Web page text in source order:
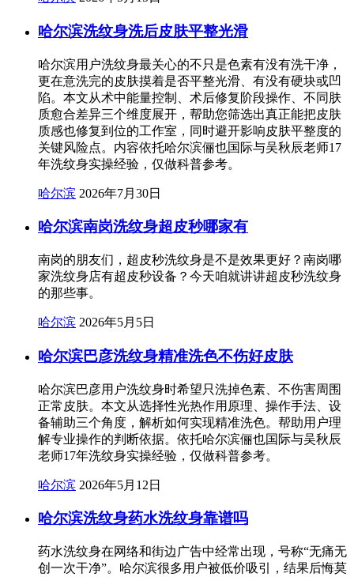
哈尔滨洗纹身洗后皮肤平整光滑
哈尔滨用户洗纹身最关心的不只是色素有没有洗干净，
更在意洗完的皮肤摸着是否平整光滑、有没有硬块或凹
陷。本文从术中能量控制、术后修复阶段操作、不同肤
质愈合差异三个维度展开，帮助您筛选出真正能把皮肤
质感也修复到位的工作室，同时避开影响皮肤平整度的
关键风险点。内容依托哈尔滨俪也国际与吴秋辰老师17
年洗纹身实操经验，仅做科普参考。
哈尔滨 2026年7月30日
哈尔滨南岗洗纹身超皮秒哪家有
南岗的朋友们，超皮秒洗纹身是不是效果更好？南岗哪
家洗纹身店有超皮秒设备？今天咱就讲讲超皮秒洗纹身
的那些事。
哈尔滨 2026年5月5日
哈尔滨巴彦洗纹身精准洗色不伤好皮肤
哈尔滨巴彦用户洗纹身时希望只洗掉色素、不伤害周围
正常皮肤。本文从选择性光热作用原理、操作手法、设
备辅助三个角度，解析如何实现精准洗色。帮助用户理
解专业操作的判断依据。依托哈尔滨俪也国际与吴秋辰
老师17年洗纹身实操经验，仅做科普参考。
哈尔滨 2026年5月12日
哈尔滨洗纹身药水洗纹身靠谱吗
药水洗纹身在网络和街边广告中经常出现，号称“无痛无
创一次干净”。哈尔滨很多用户被低价吸引，结果后悔莫